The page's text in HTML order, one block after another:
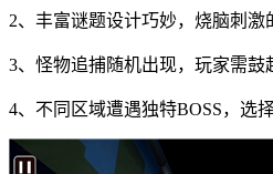
2、丰富谜题设计巧妙，烧脑刺激
3、怪物追捕随机出现，玩家需鼓
4、不同区域遭遇独特BOSS，选